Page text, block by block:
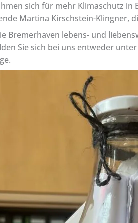
sich für mehr Klimaschutz in
Martina Kirschstein-Klingner,
Bremerhaven lebens- und
Sie sich bei uns entweder unter